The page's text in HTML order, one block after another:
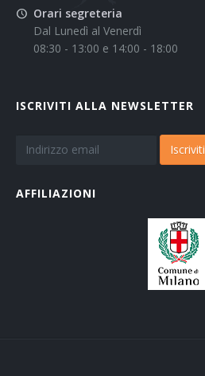
Orari segreteria
Dal Lunedì al Venerdì
08:30 - 13:00 e 14:00 - 18:00
ISCRIVITI ALLA NEWSLETTER
Iscriviti
AFFILIAZIONI